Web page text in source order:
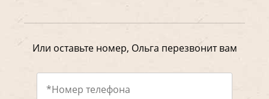
Или оставьте номер, Ольга перезвонит вам